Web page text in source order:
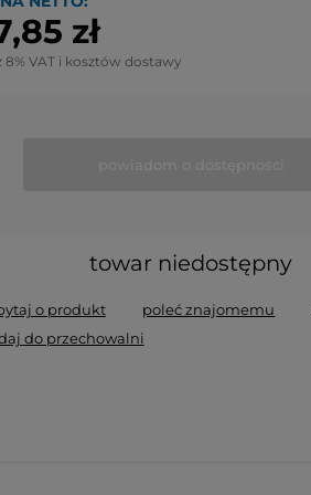
zł
8% VAT i kosztów dostawy
towar niedostępny
o produkt poleć znajomemu
do przechowalni